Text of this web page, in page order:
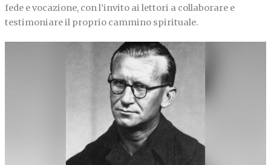
fede e vocazione, con l’invito ai lettori a collaborare e
testimoniare il proprio cammino spirituale.